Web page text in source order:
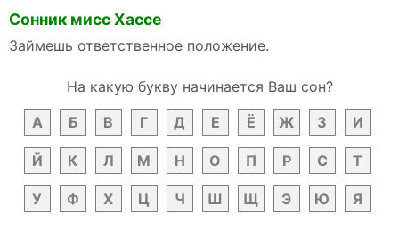
Сонник мисс Хассе
Займешь ответственное положение.
На какую букву начинается Ваш сон?
А
Б В Г Д Е Ё Ж З И
Й К Л М Н О П Р С Т
У Ф Х Ц Ч Ш Щ Э Ю Я